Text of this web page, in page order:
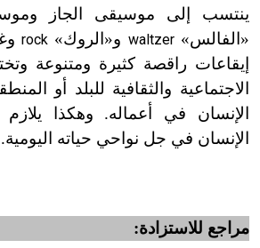
ينتسب إلى موسيقى الجاز
«الفالس»waltzer و« الروك» rock
إيقاعات راقصة كثيرة ومتنوعة
الاجتماعية والثقافية للبلد أو
الإنسان في أعماله. وهكذا يلازم
الإنسان في جل نواحي حياته اليومية.
مراجع للاستزادة: